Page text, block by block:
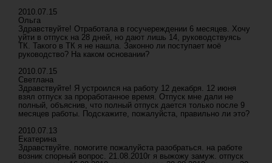
2010.07.15
Ольга
Здравствуйте! Отработала в госучереждении 6 месяцев. Хочу
уйти в отпуск на 28 дней, но дают лишь 14, руководствуясь
ТК. Такого в ТК я не нашла. Законно ли поступает моё
руководство? На каком основании?
2010.07.15
Светлана
Здравствуйте! Я устроился на работу 12 декабря. 12 июня
взял отпуск за проработанное время. Отпуск мне дали не
полный, объяснив, что полный отпуск дается только после 9
месяцев работы. Подскажите, пожалуйста, правильно ли это?
2010.07.13
Екатерина
Здравствуйте. помогите пожалуйста разобраться. на работе
возник спорный вопрос. 21.08.2010г я выжожу замуж. отпуск